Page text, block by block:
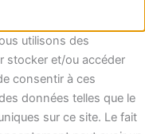
utilisons des
stocker et/ou accéder
consentir à ces
données telles que le
sur ce site. Le fait